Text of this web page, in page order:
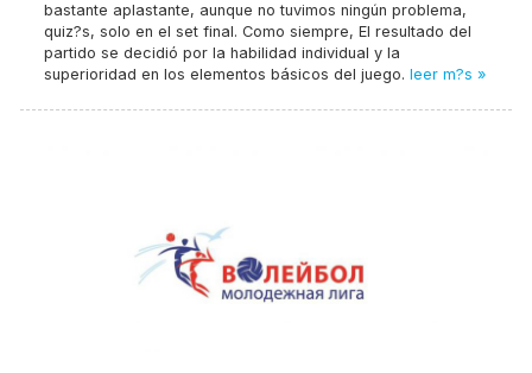
bastante aplastante, aunque no tuvimos ningún problema,
quiz?s, solo en el set final. Como siempre, El resultado del
partido se decidió por la habilidad individual y la
superioridad en los elementos básicos del juego. leer m?s »